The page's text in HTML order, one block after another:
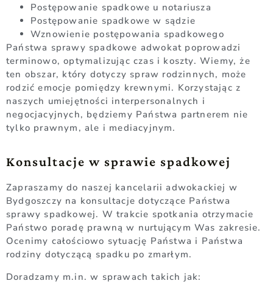
Postępowanie spadkowe u notariusza
Postępowanie spadkowe w sądzie
Wznowienie postępowania spadkowego
Państwa sprawy spadkowe adwokat poprowadzi
terminowo, optymalizując czas i koszty. Wiemy, że
ten obszar, który dotyczy spraw rodzinnych, może
rodzić emocje pomiędzy krewnymi. Korzystając z
naszych umiejętności interpersonalnych i
negocjacyjnych, będziemy Państwa partnerem nie
tylko prawnym, ale i mediacyjnym.
Konsultacje w sprawie spadkowej
Zapraszamy do naszej kancelarii adwokackiej w
Bydgoszczy na konsultacje dotyczące Państwa
sprawy spadkowej. W trakcie spotkania otrzymacie
Państwo poradę prawną w nurtującym Was zakresie.
Ocenimy całościowo sytuację Państwa i Państwa
rodziny dotyczącą spadku po zmarłym.
Doradzamy m.in. w sprawach takich jak: